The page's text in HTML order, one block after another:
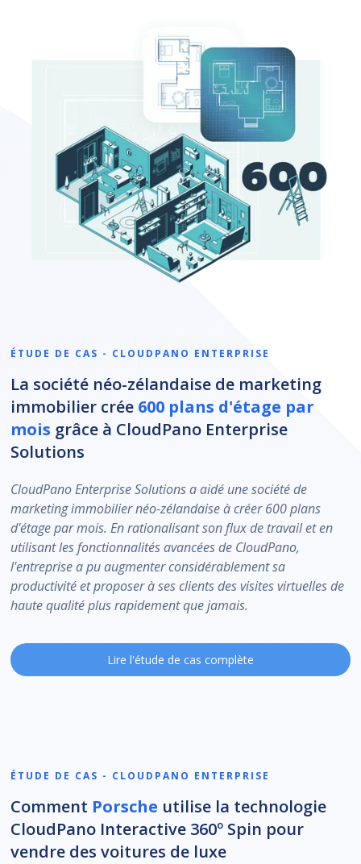
ÉTUDE DE CAS - CLOUDPANO ENTERPRISE
La société néo-zélandaise de marketing
immobilier crée 600 plans d'étage par
mois grâce à CloudPano Enterprise
Solutions
CloudPano Enterprise Solutions a aidé une société de
marketing immobilier néo-zélandaise à créer 600 plans
d'étage par mois. En rationalisant son flux de travail et en
utilisant les fonctionnalités avancées de CloudPano,
l'entreprise a pu augmenter considérablement sa
productivité et proposer à ses clients des visites virtuelles de
haute qualité plus rapidement que jamais.
Lire l'étude de cas complète
ÉTUDE DE CAS - CLOUDPANO ENTERPRISE
Comment Porsche utilise la technologie
CloudPano Interactive 360º Spin pour
vendre des voitures de luxe